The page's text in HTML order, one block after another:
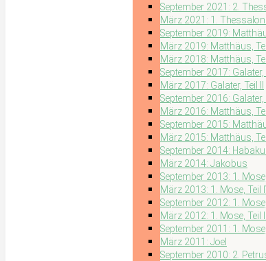
September 2021: 2.
März 2021: 1.
September 2019:
März 2019: Matthäus,
März 2018: Matthäus,
September 2017: Galater,
März 2017: Galater, Teil II
September 2016: Galater,
März 2016: Matthäus, Teil
September 2015:
März 2015: Matthäus, Teil
September 2014:
März 2014: Jakobus
September 2013: 1.
März 2013: 1. Mose,
September 2012: 1.
März 2012: 1. Mose, Teil
September 2011: 1.
März 2011: Joel
September 2010: 2.